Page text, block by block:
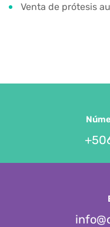
Venta de prótesis